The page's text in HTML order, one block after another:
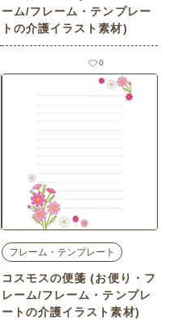
ーム/フレーム・テンプレー
トの介護イラスト素材)
0
フレーム・テンプレート
コスモスの便箋 (お便り・フ
レーム/フレーム・テンプレ
ートの介護イラスト素材)